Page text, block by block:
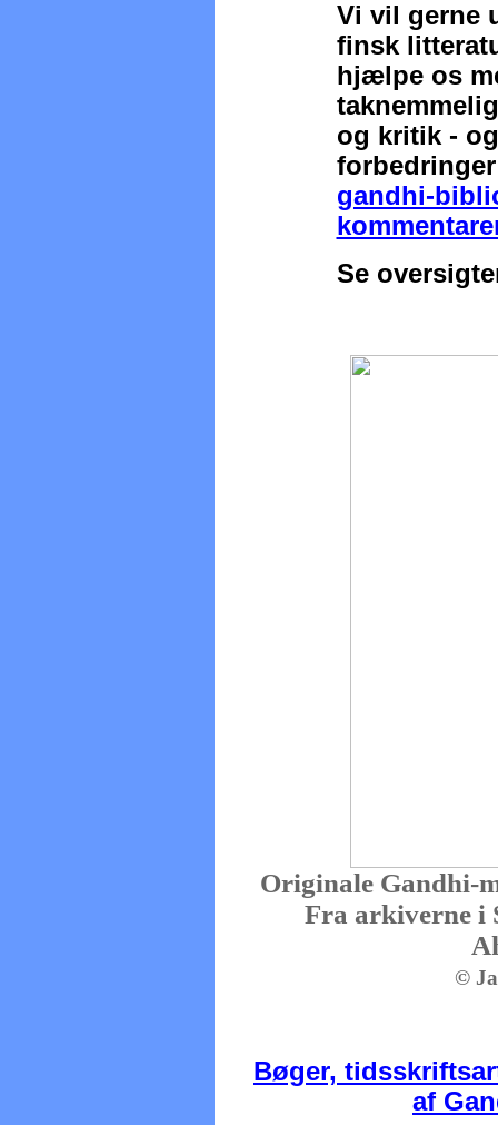
Vi vil gerne
finsk
hjælpe os
og kritik -
gandhi-
Se
Originale Gandhi-
Fra arkiverne i
©
Bøger,
af